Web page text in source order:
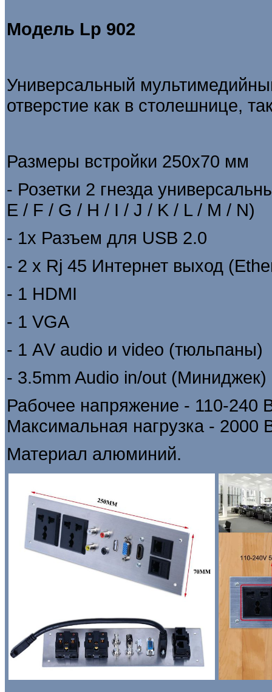
Модель Lp 902
Универсальный
отверстие как в столешнице,
Размеры встройки 250х70 мм
- Розетки 2 гнезда
E / F / G / H / I / J / K / L / M / N)
- 1х Разъем для USB 2.0
- 2 х Rj 45 Интернет выход
- 1 HDMI
- 1 VGA
- 1 АV audio и video (тюльпаны)
- 3.5mm Audio in/out (Миниджек)
Рабочее напряжение - 110-240
Максимальная нагрузка - 2000
Материал алюминий.